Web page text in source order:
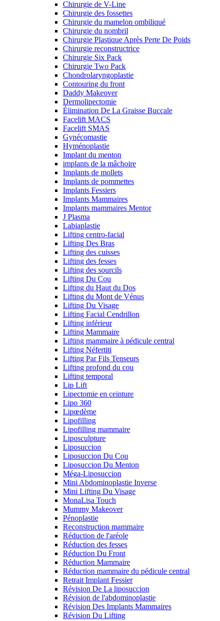
Chirurgie de V-Line
Chirurgie des fossettes
Chirurgie du mamelon ombiliqué
Chirurgie du nombril
Chirurgie Plastique Après Perte De Poids
Chirurgie reconstructrice
Chirurgie Six Pack
Chirurgie Two Pack
Chondrolaryngoplastie
Contouring du front
Daddy Makeover
Dermolipectomie
Élimination De La Graisse Buccale
Facelift MACS
Facelift SMAS
Gynécomastie
Hyménoplastie
Implant du menton
implants de la mâchoire
Implants de mollets
Implants de pommettes
Implants Fessiers
Implants Mammaires
Implants mammaires Mentor
J Plasma
Labiaplastie
Lifting centro-facial
Lifting Des Bras
Lifting des cuisses
Lifting des fesses
Lifting des sourcils
Lifting Du Cou
Lifting du Haut du Dos
Lifting du Mont de Vénus
Lifting Du Visage
Lifting Facial Cendrillon
Lifting inférieur
Lifting Mammaire
Lifting mammaire à pédicule central
Lifting Néfertiti
Lifting Par Fils Tenseurs
Lifting profond du cou
Lifting temporal
Lip Lift
Lipectomie en ceinture
Lipo 360
Lipœdème
Lipofilling
Lipofilling mammaire
Liposculpture
Liposuccion
Liposuccion Du Cou
Liposuccion Du Menton
Méga-Liposuccion
Mini Abdominoplastie Inverse
Mini Lifting Du Visage
MonaLisa Touch
Mummy Makeover
Pénoplastie
Reconstruction mammaire
Réduction de l'aréole
Réduction des fesses
Réduction Du Front
Réduction Mammaire
Réduction mammaire du pédicule central
Retrait Implant Fessier
Révision De La liposuccion
Révision de l'abdominoplastie
Révision Des Implants Mammaires
Révision Du Lifting